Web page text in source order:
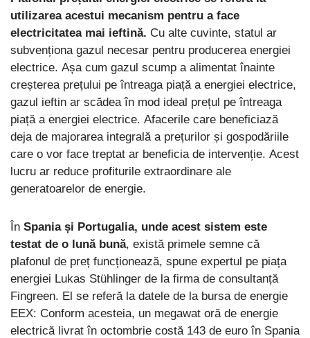
utilizarea acestui mecanism pentru a face
electricitatea mai ieftină. Cu alte cuvinte, statul ar
subvenționa gazul necesar pentru producerea energiei
electrice. Așa cum gazul scump a alimentat înainte
creșterea prețului pe întreaga piață a energiei electrice,
gazul ieftin ar scădea în mod ideal prețul pe întreaga
piață a energiei electrice. Afacerile care beneficiază
deja de majorarea integrală a prețurilor și gospodăriile
care o vor face treptat ar beneficia de intervenție. Acest
lucru ar reduce profiturile extraordinare ale
generatoarelor de energie.
În Spania și Portugalia, unde acest sistem este
testat de o lună bună, există primele semne că
plafonul de preț funcționează, spune expertul pe piața
energiei Lukas Stühlinger de la firma de consultanță
Fingreen. El se referă la datele de la bursa de energie
EEX: Conform acesteia, un megawat oră de energie
electrică livrat în octombrie costă 143 de euro în Spania